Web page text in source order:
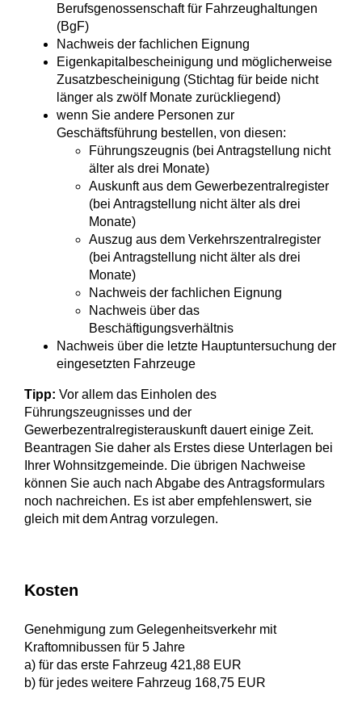
Berufsgenossenschaft für Fahrzeughaltungen
(BgF)
Nachweis der fachlichen Eignung
Eigenkapitalbescheinigung und möglicherweise
Zusatzbescheinigung (Stichtag für beide nicht
länger als zwölf Monate zurückliegend)
wenn Sie andere Personen zur
Geschäftsführung bestellen, von diesen:
Führungszeugnis (bei Antragstellung nicht
älter als drei Monate)
Auskunft aus dem Gewerbezentralregister
(bei Antragstellung nicht älter als drei
Monate)
Auszug aus dem Verkehrszentralregister
(bei Antragstellung nicht älter als drei
Monate)
Nachweis der fachlichen Eignung
Nachweis über das
Beschäftigungsverhältnis
Nachweis über die letzte Hauptuntersuchung der
eingesetzten Fahrzeuge
Tipp: Vor allem das Einholen des
Führungszeugnisses und der
Gewerbezentralregisterauskunft dauert einige Zeit.
Beantragen Sie daher als Erstes diese Unterlagen bei
Ihrer Wohnsitzgemeinde. Die übrigen Nachweise
können Sie auch nach Abgabe des Antragsformulars
noch nachreichen. Es ist aber empfehlenswert, sie
gleich mit dem Antrag vorzulegen.
Kosten
Genehmigung zum Gelegenheitsverkehr mit
Kraftomnibussen für 5 Jahre
a) für das erste Fahrzeug 421,88 EUR
b) für jedes weitere Fahrzeug 168,75 EUR